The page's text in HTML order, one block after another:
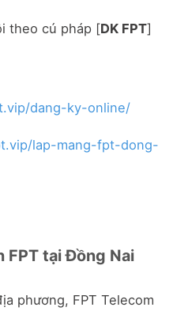
theo cú pháp [DK FPT]
dang-ky-online/
lap-mang-fpt-dong-
FPT tại Đồng Nai
phương, FPT Telecom